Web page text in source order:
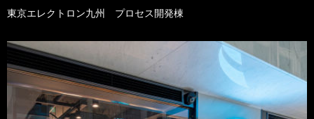
東京エレクトロン九州 プロセス開発棟